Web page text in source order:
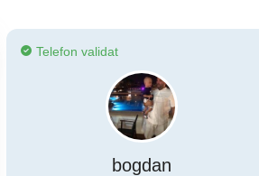
Telefon validat
bogdan